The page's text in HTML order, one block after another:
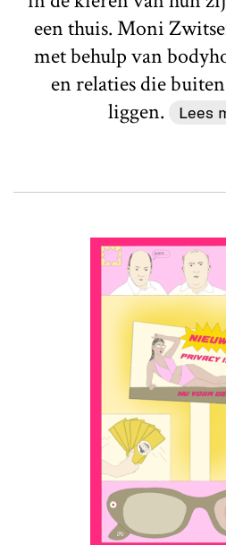
een thuis. Moni
met behulp van
en relaties die
liggen.
Lees